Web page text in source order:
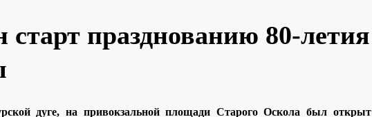
празднованию 80-летия
дуге, на привокзальной площади Старого Оскола был открыт